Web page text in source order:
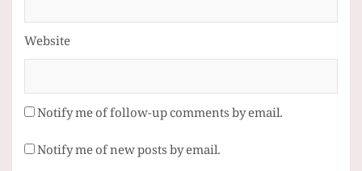
Website
Notify me of follow-up comments by email.
Notify me of new posts by email.